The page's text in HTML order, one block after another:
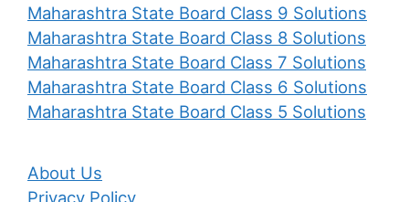
Maharashtra State Board Class 9 Solutions
Maharashtra State Board Class 8 Solutions
Maharashtra State Board Class 7 Solutions
Maharashtra State Board Class 6 Solutions
Maharashtra State Board Class 5 Solutions
About Us
Privacy Policy